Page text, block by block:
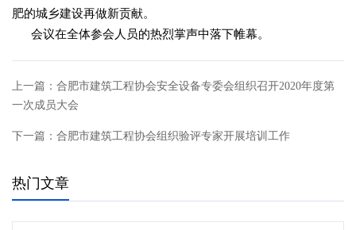
肥的城乡建设再做新贡献。
会议在全体参会人员的热烈掌声中落下帷幕。
上一篇： 合肥市建筑工程协会安全设备专委会组织召开2020年度第
一次成员大会
下一篇： 合肥市建筑工程协会组织验评专家开展培训工作
热门文章